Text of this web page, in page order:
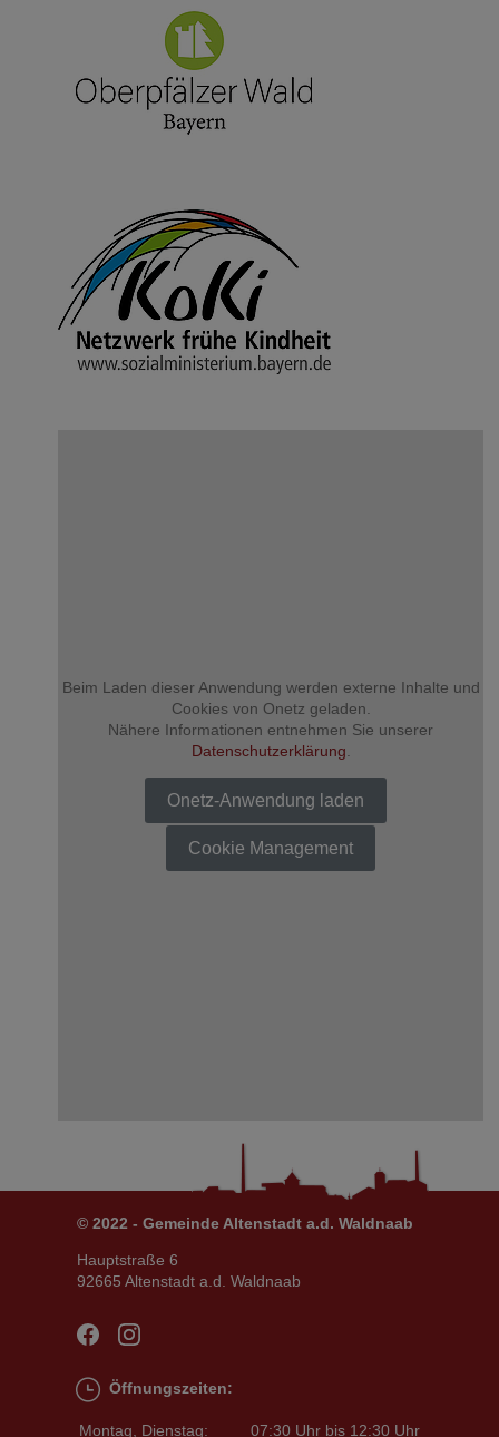
Beim Laden dieser Anwendung werden externe Inhalte und
Cookies von Onetz geladen.
Nähere Informationen entnehmen Sie unserer
Datenschutzerklärung
Onetz-Anwendung laden
Cookie Management
© 2022 - Gemeinde Altenstadt a.d. Waldnaab
Hauptstraße 6
92665 Altenstadt a.d. Waldnaab
Öffnungszeiten:
Montag, Dienstag: 07:30 Uhr bis 12:30 Uhr